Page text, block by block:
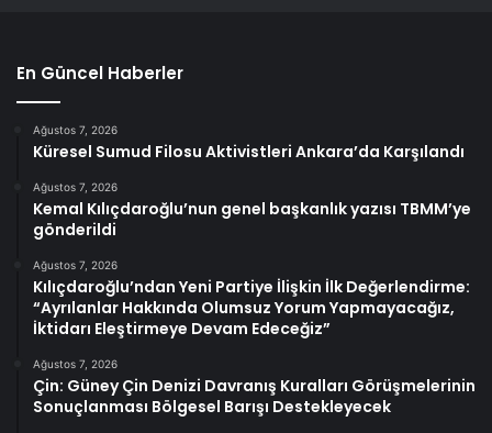
En Güncel Haberler
Ağustos 7, 2026
Küresel Sumud Filosu Aktivistleri Ankara’da Karşılandı
Ağustos 7, 2026
Kemal Kılıçdaroğlu’nun genel başkanlık yazısı TBMM’ye
gönderildi
Ağustos 7, 2026
Kılıçdaroğlu’ndan Yeni Partiye İlişkin İlk Değerlendirme:
“Ayrılanlar Hakkında Olumsuz Yorum Yapmayacağız,
İktidarı Eleştirmeye Devam Edeceğiz”
Ağustos 7, 2026
Çin: Güney Çin Denizi Davranış Kuralları Görüşmelerinin
Sonuçlanması Bölgesel Barışı Destekleyecek